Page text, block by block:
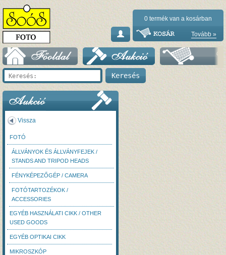
0 termék van a kosárban
Tovább »
Vissza
FOTÓ
ÁLLVÁNYOK ÉS ÁLLVÁNYFEJEK /
STANDS AND TRIPOD HEADS
FÉNYKÉPEZŐGÉP / CAMERA
FOTÓTARTOZÉKOK /
ACCESSORIES
EGYÉB HASZNÁLATI CIKK / OTHER
USED GOODS
EGYÉB OPTIKAI CIKK
MIKROSZKÓP